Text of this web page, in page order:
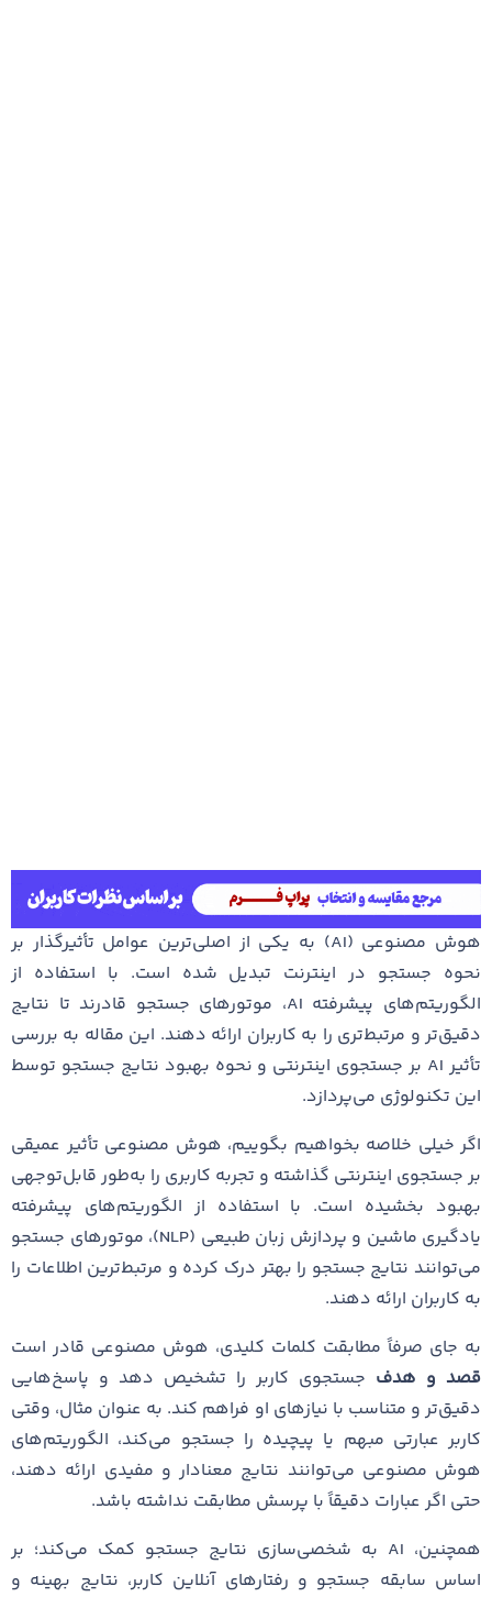
هوش مصنوعی (AI) به یکی از اصلی‌ترین عوامل تأثیرگذار بر
نحوه جستجو در اینترنت تبدیل شده است. با استفاده از
الگوریتم‌های پیشرفته AI، موتورهای جستجو قادرند تا نتایج
دقیق‌تر و مرتبط‌تری را به کاربران ارائه دهند. این مقاله به بررسی
تأثیر AI بر جستجوی اینترنتی و نحوه بهبود نتایج جستجو توسط
این تکنولوژی می‌پردازد.
اگر خیلی خلاصه بخواهیم بگوییم، هوش مصنوعی تأثیر عمیقی
بر جستجوی اینترنتی گذاشته و تجربه کاربری را به‌طور قابل‌توجهی
بهبود بخشیده است. با استفاده از الگوریتم‌های پیشرفته
یادگیری ماشین و پردازش زبان طبیعی (NLP)، موتورهای جستجو
می‌توانند نتایج جستجو را بهتر درک کرده و مرتبط‌ترین اطلاعات را
به کاربران ارائه دهند.
به جای صرفاً مطابقت کلمات کلیدی، هوش مصنوعی قادر است
قصد و هدف جستجوی کاربر را تشخیص دهد و پاسخ‌هایی
دقیق‌تر و متناسب با نیازهای او فراهم کند. به عنوان مثال، وقتی
کاربر عبارتی مبهم یا پیچیده را جستجو می‌کند، الگوریتم‌های
هوش مصنوعی می‌توانند نتایج معنادار و مفیدی ارائه دهند،
حتی اگر عبارات دقیقاً با پرسش مطابقت نداشته باشد.
همچنین، AI به شخصی‌سازی نتایج جستجو کمک می‌کند؛ بر
اساس سابقه جستجو و رفتارهای آنلاین کاربر، نتایج بهینه و